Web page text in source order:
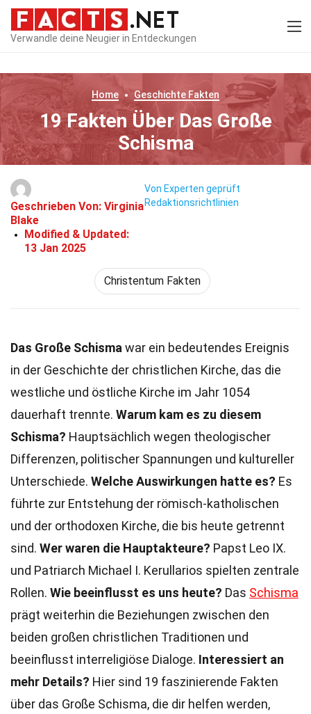
Verwandle deine Neugier in Entdeckungen
Home Geschichte Fakten
19 Fakten Über Das Große
Schisma
Geschrieben Von: Virginia
Blake
Modified & Updated:
13 Jan 2025
Von Experten geprüft
Redaktionsrichtlinien
Christentum Fakten
Das Große Schisma war ein bedeutendes Ereignis
in der Geschichte der christlichen Kirche, das die
westliche und östliche Kirche im Jahr 1054
dauerhaft trennte. Warum kam es zu diesem
Schisma? Hauptsächlich wegen theologischer
Differenzen, politischer Spannungen und kultureller
Unterschiede. Welche Auswirkungen hatte es? Es
führte zur Entstehung der römisch-katholischen
und der orthodoxen Kirche, die bis heute getrennt
sind. Wer waren die Hauptakteure? Papst Leo IX.
und Patriarch Michael I. Kerullarios spielten zentrale
Rollen. Wie beeinflusst es uns heute? Das Schisma
prägt weiterhin die Beziehungen zwischen den
beiden großen christlichen Traditionen und
beeinflusst interreligiöse Dialoge. Interessiert an
mehr Details? Hier sind 19 faszinierende Fakten
über das Große Schisma, die dir helfen werden,